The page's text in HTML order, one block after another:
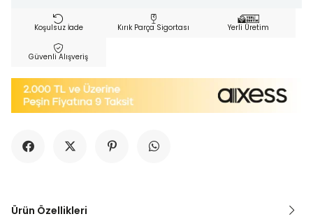
Koşulsuz İade Kırık Parça Sigortası Yerli Üretim
Güvenli Alışveriş
Ürün Özellikleri